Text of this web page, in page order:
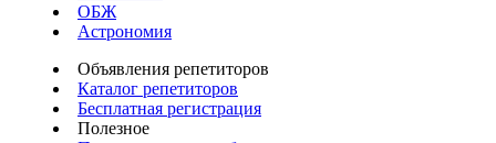
ОБЖ
Астрономия
Объявления репетиторов
Каталог репетиторов
Бесплатная регистрация
Полезное